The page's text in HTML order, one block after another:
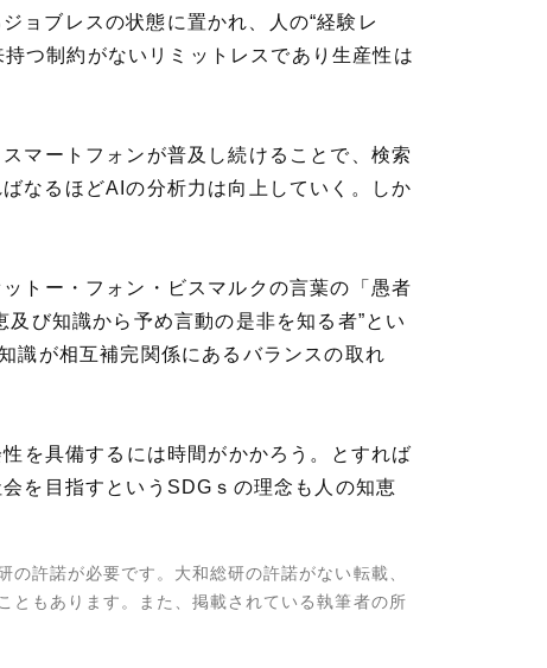
ョブレスの状態に置かれ、人の“経験レ
つ制約がないリミットレスであり生産性は
マートフォンが普及し続けることで、検索
なるほどAIの分析力は向上していく。しか
トー・フォン・ビスマルクの言葉の「愚者
び知識から予め言動の是非を知る者”とい
識が相互補完関係にあるバランスの取れ
を具備するには時間がかかろう。とすれば
を目指すというSDGｓの理念も人の知恵
許諾が必要です。大和総研の許諾がない転載、
ともあります。また、掲載されている執筆者の所